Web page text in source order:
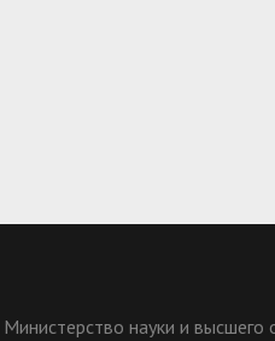
Министерство науки и